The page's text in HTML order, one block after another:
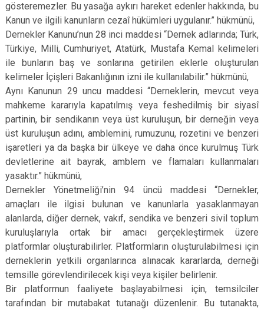
gösteremezler. Bu yasağa aykırı hareket edenler hakkında, bu
Kanun ve ilgili kanunların cezaî hükümleri uygulanır.” hükmünü,
Dernekler Kanunu’nun 28 inci maddesi “Dernek adlarında; Türk,
Türkiye, Milli, Cumhuriyet, Atatürk, Mustafa Kemal kelimeleri
ile bunların baş ve sonlarına getirilen eklerle oluşturulan
kelimeler İçişleri Bakanlığının izni ile kullanılabilir.” hükmünü,
Aynı Kanunun 29 uncu maddesi “Derneklerin, mevcut veya
mahkeme kararıyla kapatılmış veya feshedilmiş bir siyasî
partinin, bir sendikanın veya üst kuruluşun, bir derneğin veya
üst kuruluşun adını, amblemini, rumuzunu, rozetini ve benzeri
işaretleri ya da başka bir ülkeye ve daha önce kurulmuş Türk
devletlerine ait bayrak, amblem ve flamaları kullanmaları
yasaktır.” hükmünü,
Dernekler Yönetmeliği’nin 94 üncü maddesi “Dernekler,
amaçları ile ilgisi bulunan ve kanunlarla yasaklanmayan
alanlarda, diğer dernek, vakıf, sendika ve benzeri sivil toplum
kuruluşlarıyla ortak bir amacı gerçekleştirmek üzere
platformlar oluşturabilirler. Platformların oluşturulabilmesi için
derneklerin yetkili organlarınca alınacak kararlarda, derneği
temsille görevlendirilecek kişi veya kişiler belirlenir.
Bir platformun faaliyete başlayabilmesi için, temsilciler
tarafından bir mutabakat tutanağı düzenlenir. Bu tutanakta,